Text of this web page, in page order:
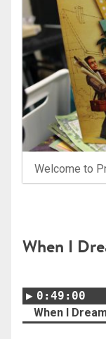
Welcome to
When I
0:49:00
When I Dream